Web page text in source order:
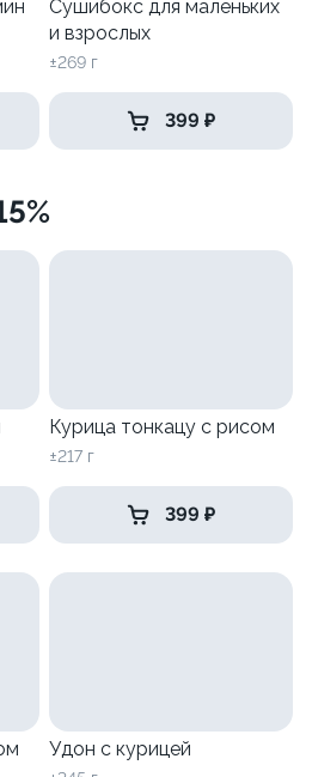
Сушибокс для маленьких
и взрослых
±269 г
399 ₽
Курица тонкацу с рисом
±217 г
399 ₽
Удон с курицей